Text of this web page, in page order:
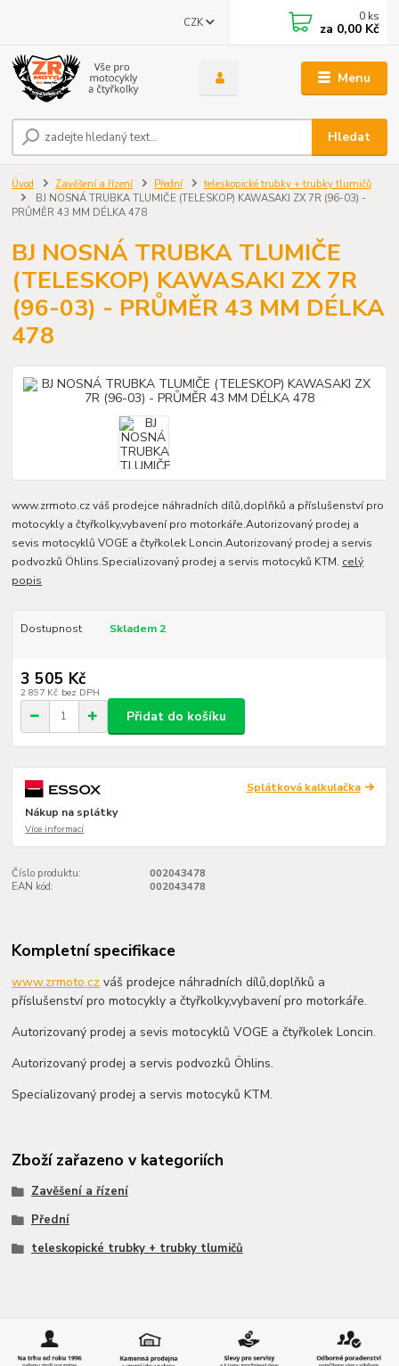
Menu
CZK
Hledat
0 ks
za 0,00 Kč
Úvod Zavěšení a řízení Přední
teleskopické trubky + trubky tlumičů
BJ NOSNÁ TRUBKA TLUMIČE (TELESKOP) KAWASAKI ZX 7R (96-03) -
PRŮMĚR 43 MM DÉLKA 478
BJ NOSNÁ TRUBKA TLUMIČE
(TELESKOP) KAWASAKI ZX 7R
(96-03) - PRŮMĚR 43 MM DÉLKA
478
www.zrmoto.cz váš prodejce náhradních dílů,doplňků a příslušenství pro
motocykly a čtyřkolky,vybavení pro motorkáře.Autorizovaný prodej a
sevis motocyklů VOGE a čtyřkolek Loncin.Autorizovaný prodej a servis
podvozků Öhlins.Specializovaný prodej a servis motocyků KTM. celý
popis
Dostupnost Skladem 2
3 505 Kč
2 897 Kč bez DPH
Přidat do košíku
Splátková kalkulačka
Nákup na splátky
Více informací
Číslo produktu:
002043478
EAN kód:
002043478
Kompletní specifikace
www.zrmoto.cz váš prodejce náhradních dílů,doplňků a
příslušenství pro motocykly a čtyřkolky,vybavení pro motorkáře.
Autorizovaný prodej a sevis motocyklů VOGE a čtyřkolek Loncin.
Autorizovaný prodej a servis podvozků Öhlins.
Specializovaný prodej a servis motocyků KTM.
Zboží zařazeno v kategoriích
Zavěšení a řízení
Přední
teleskopické trubky + trubky tlumičů